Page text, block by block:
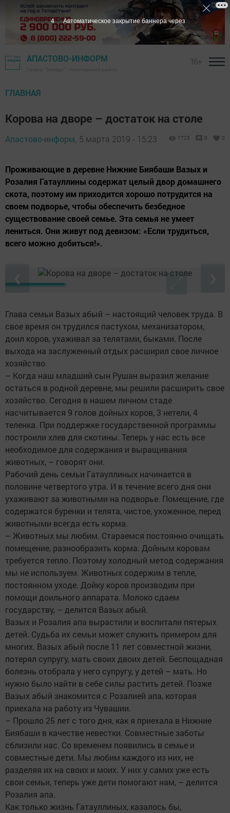
АПАСТОВО-ИНФОРМ
ГЛАВНАЯ
Корова на дворе – достаток на столе
Апастово-информ, 5 марта 2019 - 15:23 1725 0 0
Проживающие в деревне Нижние Биябаши Вазых и
Розалия Гатауллины содержат целый двор домашнего
скота, поэтому им приходится хорошо потрудится на
своем подворье, чтобы обеспечить безбедное
существование своей семье. Эта семья не умеет
лениться. Они живут под девизом: «Если трудиться,
всего можно добиться!».
Глава семьи Вазых абый – настоящий человек труда. В
свое время он трудился пастухом, механизатором,
доил коров, ухаживал за телятами, быками. После
выхода на заслуженный отдых расширил свое личное
хозяйство.
– Когда наш младший сын Рушан выразил желание
остаться в родной деревне, мы решили расширить свое
хозяйство. Сегодня в нашем личном стаде
насчитывается 9 голов дойных коров, 3 нетели, 4
теленка. При поддержке государственной программы
построили хлев для скотины. Теперь у нас есть все
необходимое для содержания и выращивания
животных, – говорят они.
Рабочий день семьи Гатауллиных начинается в
половине четвертого утра. И в течение всего дня они
ухаживают за животными на подворье. Помещение, где
содержатся буренки и телята, чистое, ухоженное, перед
животными всегда есть корма.
– Животных мы любим. Стараемся постоянно очищать
помещение, разнообразить корма. Дойным коровам
требуется тепло. Поэтому холодный метод содержания
мы не используем. Животных содержим в тепле,
постоянном уходе. Дойку коров производим при
помощи доильного аппарата. Молоко сдаем
государству, – делится Вазых абый.
Вазых и Розалия апа вырастили и воспитали пятерых
детей. Судьба их семьи может служить примером для
многих. Вазых абый после 11 лет совместной жизни,
потерял супругу, мать своих двоих детей. Беспощадная
болезнь отобрала у него супругу, у детей – мать. Но
нужно было найти в себе силы растить детей. Позже
Вазых абый знакомится с Розалией апа, которая
приехала на работу из Чувашии.
– Прошло 25 лет с того дня, как я приехала в Нижние
Биябаши в качестве невестки. Совместные заботы
сблизили нас. Со временем появились в семье и
совместные дети. Мы любим каждого из них, не
разделяя их на своих и моих. У них у самих уже есть
свои семьи, теперь уже дети помогают нам, – делится
Розалия апа.
Как только жизнь Гатауллиных, казалось бы,
3 Автоматическое закрытие баннера через